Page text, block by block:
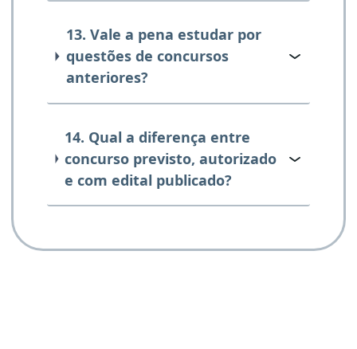
13. Vale a pena estudar por
questões de concursos
anteriores?
14. Qual a diferença entre
concurso previsto, autorizado
e com edital publicado?